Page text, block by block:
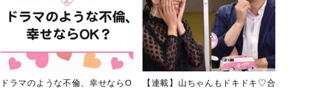
ドラマのような不倫、幸せならO
【連載】山ちゃんもドキドキ♡合